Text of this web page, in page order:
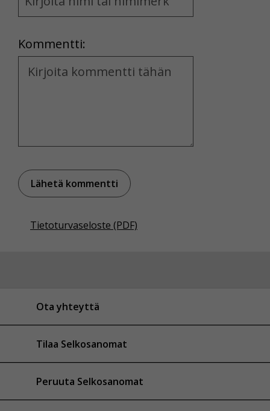
and
Kommentti:
Kommentti
Tietoturvaseloste (PDF)
Ota yhteyttä
Tilaa Selkosanomat
Peruuta Selkosanomat